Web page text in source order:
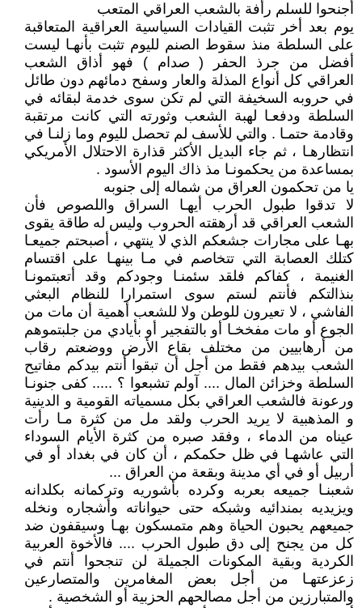
أجنحوا للسلم رأفة بالشعب العراقي المتعب
يوم بعد أخر تثبت القيادات السياسية العراقية المتعاقبة
على السلطة منذ سقوط الصنم لليوم تثبت بأنهـا ليست
أفضل من جرذ الحفر ( صدام ) فهو أذاق الشعب
العراقي كل أنواع المذلة والعار وسفح دمائهم دون طائل
في حروبه السخيفة التي لم تكن سوى خدمة لبقائه في
السلطة ودفعـا لهبة الشعب وثورته التي كانت مرتقبة
وقادمة حتمـا . والتي للأسف لم تحصل لليوم وما زلنـا في
انتظارهـا ، ثم جاء البديل الأكثر قذارة الاحتلال الأمريكي
بمساعدة من يحكمونـا مذ ذاك اليوم الأسود .
يا من تحكمون العراق من شماله إلى جنوبه
لا تدقوا طبول الحرب أيهـا السراق واللصوص فأن
الشعب العراقي قد أرهقته الحروب وليس له طاقة يقوى
بهـا على مجارات جشعكم الذي لا ينتهي ، أصبحتم جميعـا
كتلك العصابة التي تتخاصم في مـا بينهـا على اقتسام
الغنيمة ، كفاكم فلقد سئمنـا وجودكم وقد أتعبتمونـا
بنذالتكم فأنتم لستم سوى استمرارا للنظام البعثي
الفاشي ، لا تعيرون للوطن ولا للشعب أهمية أن مات من
الجوع أو مات مفخخـا أو بالتفجير أو بأيادي من جلبتموهم
من أرهابيين من مختلف بقاع الأرض ووضعتم رقاب
الشعب بيدهم فقط من أجل أن تبقوا أنتم بيدكم مفاتيح
السلطة وخزائن المال .... آولم تشبعوا ؟ ..... كفى جنونـا
ورعونة فالشعب العراقي بكل مسمياته القومية و الدينية
و المذهبية لا يريد الحرب ولقد مل من كثرة مـا رأت
عيناه من الدماء ، وفقد صبره من كثرة الأيام السوداء
التي عاشهـا في ظل حكمكم ، أن كان في بغداد أو في
أربيل أو في أي مدينة وبقعة من العراق ...
شعبنـا جميعه بعربه وكرده بأشوريه وتركمانه بكلدانه
ويزيديه بمندائيه وشبكه حتى حيواناته وأشجاره ونخله
جميعهم يحبون الحياة وهم متمسكون بهـا وسيقفون ضد
كل من يجنح إلى دق طبول الحرب .... فالأخوة العربية
الكردية وبقية المكونات الجميلة لن تنجحوا أنتم في
زعزعتهـا من أجل بعض المغامرين والمتصارعين
والمتبارزين من أجل مصالحهم الحزبية أو الشخصية .